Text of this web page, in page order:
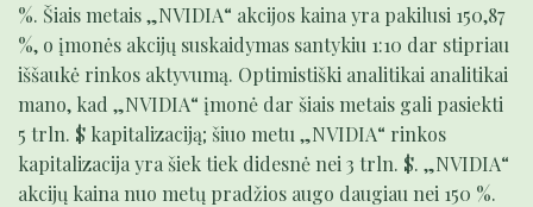
%. Šiais metais „NVIDIA“ akcijos kaina yra pakilusi 150,87
%, o įmonės akcijų suskaidymas santykiu 1:10 dar stipriau
iššaukė rinkos aktyvumą. Optimistiški analitikai analitikai
mano, kad „NVIDIA“ įmonė dar šiais metais gali pasiekti
5 trln. $ kapitalizaciją; šiuo metu „NVIDIA“ rinkos
kapitalizacija yra šiek tiek didesnė nei 3 trln. $. „NVIDIA“
akcijų kaina nuo metų pradžios augo daugiau nei 150 %.